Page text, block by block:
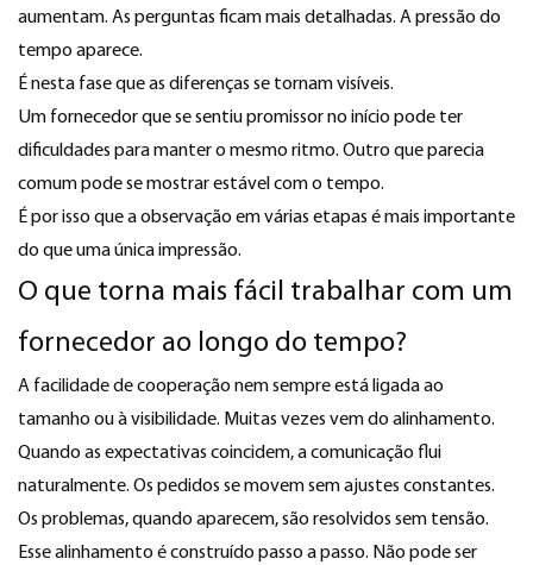
aumentam. As perguntas ficam mais detalhadas. A pressão do
tempo aparece.
É nesta fase que as diferenças se tornam visíveis.
Um fornecedor que se sentiu promissor no início pode ter
dificuldades para manter o mesmo ritmo. Outro que parecia
comum pode se mostrar estável com o tempo.
É por isso que a observação em várias etapas é mais importante
do que uma única impressão.
O que torna mais fácil trabalhar com um
fornecedor ao longo do tempo?
A facilidade de cooperação nem sempre está ligada ao
tamanho ou à visibilidade. Muitas vezes vem do alinhamento.
Quando as expectativas coincidem, a comunicação flui
naturalmente. Os pedidos se movem sem ajustes constantes.
Os problemas, quando aparecem, são resolvidos sem tensão.
Esse alinhamento é construído passo a passo. Não pode ser